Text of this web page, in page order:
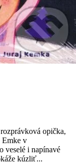
opička,
Emke v
veselé i napínavé
kúzliť...